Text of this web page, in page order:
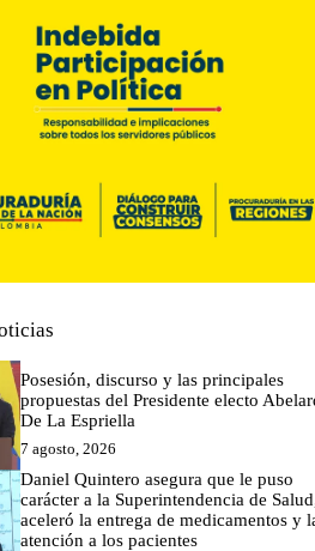
Posesión, discurso y las principales
propuestas del Presidente electo
De La Espriella
7 agosto, 2026
Daniel Quintero asegura que le puso
carácter a la Superintendencia de
aceleró la entrega de medicamentos y
atención a los pacientes